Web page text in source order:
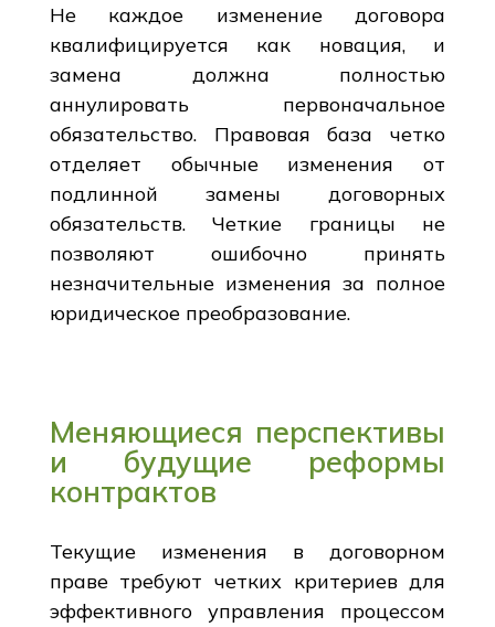
Не каждое изменение договора
квалифицируется как новация, и
замена должна полностью
аннулировать первоначальное
обязательство. Правовая база четко
отделяет обычные изменения от
подлинной замены договорных
обязательств. Четкие границы не
позволяют ошибочно принять
незначительные изменения за полное
юридическое преобразование.
Меняющиеся перспективы
и будущие реформы
контрактов
Текущие изменения в договорном
праве требуют четких критериев для
эффективного управления процессом